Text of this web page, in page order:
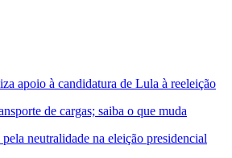
apoio à candidatura de Lula à reeleição
de cargas; saiba o que muda
neutralidade na eleição presidencial